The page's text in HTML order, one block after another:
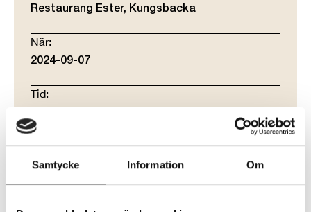
Samtycke Information Om
Restaurang Ester, Kungsbacka
När:
2024-09-07
Tid:
Arrangörer:
Kungsbacka jazz och blues